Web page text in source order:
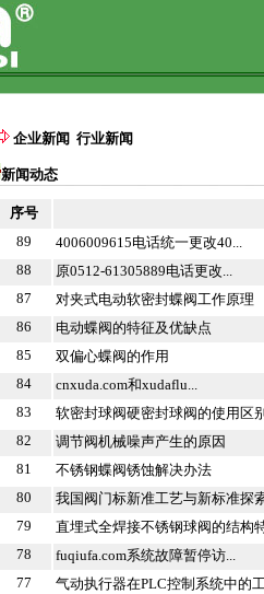
企业新闻 行业新闻
新闻动态
序号
89
4006009615电话统一更改40...
88
原0512-61305889电话更改...
87
对夹式电动软密封蝶阀工作原理
86
电动蝶阀的特征及优缺点
85
双偏心蝶阀的作用
84
cnxuda.com和xudaflu...
83
软密封球阀硬密封球阀的使用区别
82
调节阀机械噪声产生的原因
81
不锈钢蝶阀锈蚀解决办法
80
我国阀门标新准工艺与新标准探
79
直埋式全焊接不锈钢球阀的结构
78
fuqiufa.com系统故障暂停访...
77
气动执行器在PLC控制系统中的